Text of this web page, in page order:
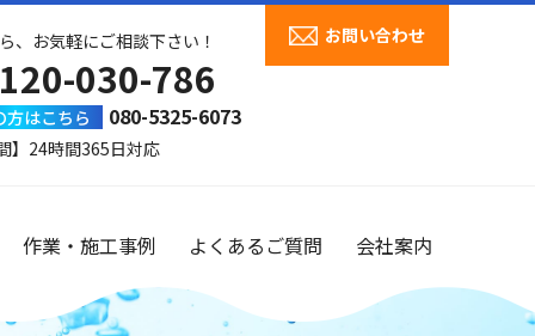
、お気軽にご相談下さい！
030-786
方はこちら 080-5325-6073
】24時間365日対応
お問い合わせ
作業・施工事例 よくあるご質問 会社案内